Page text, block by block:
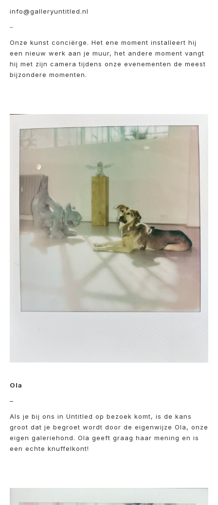
info@galleryuntitled.nl
–
Onze kunst conciërge. Het ene moment installeert hij
een nieuw werk aan je muur, het andere moment vangt
hij met zijn camera tijdens onze evenementen de meest
bijzondere momenten.
Ola
–
Als je bij ons in Untitled op bezoek komt, is de kans
groot dat je begroet wordt door de eigenwijze Ola, onze
eigen galeriehond. Ola geeft graag haar mening en is
een echte knuffelkont!